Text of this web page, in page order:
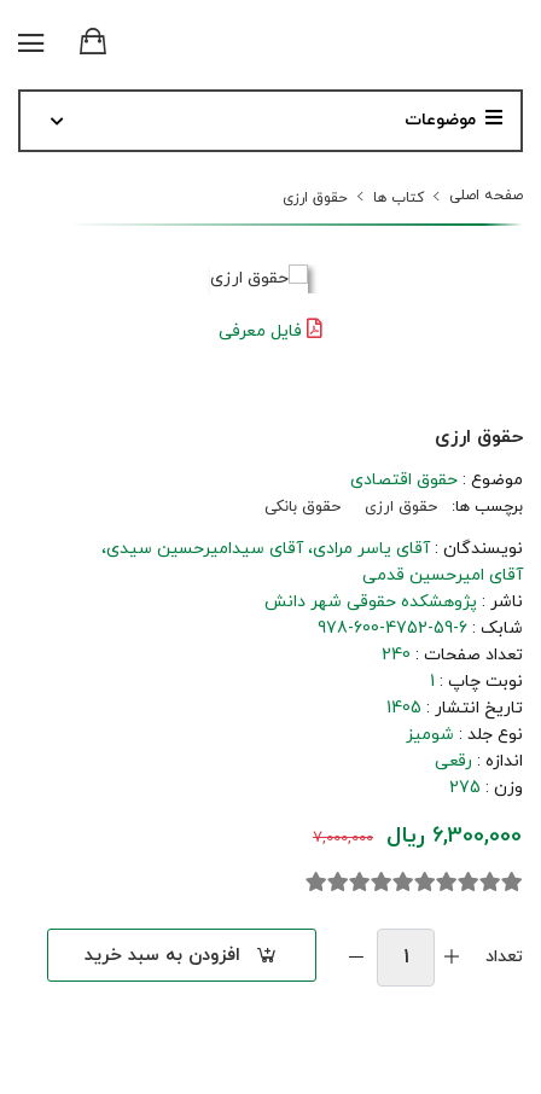
موضوعات
صفحه اصلی کتاب ها حقوق ارزی
فایل معرفی
حقوق ارزی
موضوع : حقوق اقتصادی
برچسب ها: حقوق ارزی حقوق بانکی
نویسندگان :آقای یاسر مرادی آقای سیدامیرحسین سیدی
آقای امیرحسین قدمی
ناشر : پژوهشکده حقوقی شهر دانش
شابک : 978-600-4752-59-6
تعداد صفحات : 240
نوبت چاپ : 1
تاریخ انتشار : 1405
نوع جلد : شومیز
اندازه : رقعی
وزن : 275
6,300,000 ریال 7,000,000
تعداد افزودن به سبد خرید